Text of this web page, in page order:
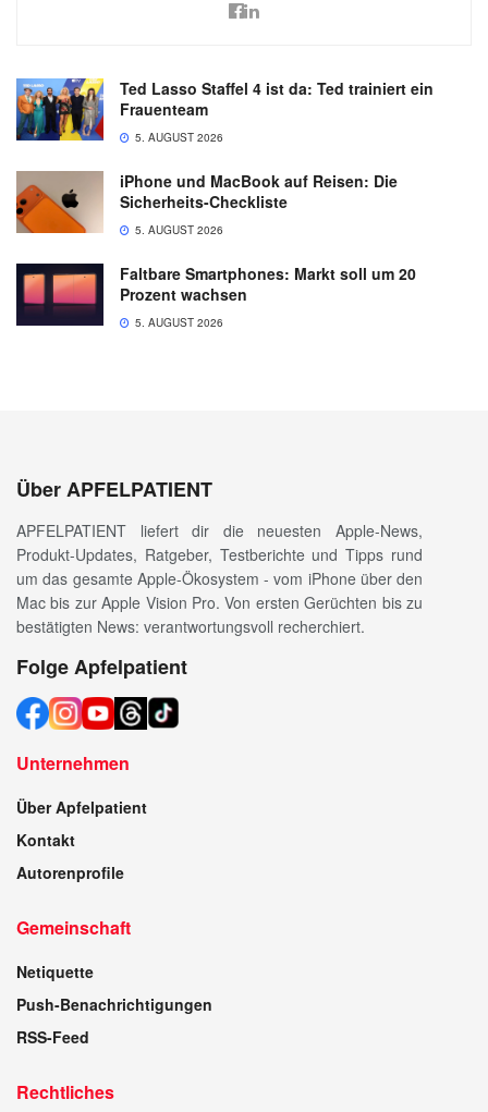
Ted Lasso Staffel 4 ist da: Ted trainiert ein
Frauenteam
5. AUGUST 2026
iPhone und MacBook auf Reisen: Die
Sicherheits-Checkliste
5. AUGUST 2026
Faltbare Smartphones: Markt soll um 20
Prozent wachsen
5. AUGUST 2026
Über APFELPATIENT
APFELPATIENT liefert dir die neuesten Apple-News,
Produkt-Updates, Ratgeber, Testberichte und Tipps rund
um das gesamte Apple-Ökosystem - vom iPhone über den
Mac bis zur Apple Vision Pro. Von ersten Gerüchten bis zu
bestätigten News: verantwortungsvoll recherchiert.
Folge Apfelpatient
Unternehmen
Über Apfelpatient
Kontakt
Autorenprofile
Gemeinschaft
Netiquette
Push-Benachrichtigungen
RSS-Feed
Rechtliches